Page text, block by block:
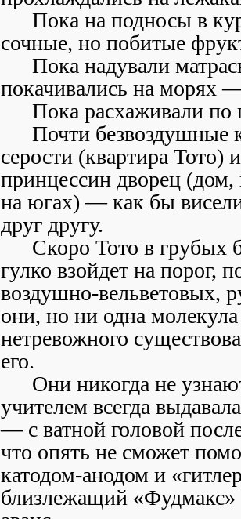
Пока на подносы в
сочные, но побитые
Пока надували
покачивались на морях
Пока расхаживали
Почти безвоздушные
серости (квартира Тото)
принцессин дворец
на югах) — как бы
друг другу.
Скоро Тото в грубых
гулко взойдет на порог,
воздушно-вельветовых,
они, но ни одна молекула
нетревожного
его.
Они никогда не
учителем всегда
— с ватной головой
что опять не сможет
катодом-анодом и
близлежащий «Фудмакс»